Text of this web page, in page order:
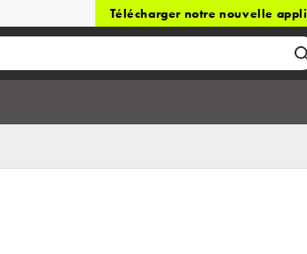
Télécharger notre nouvelle appli